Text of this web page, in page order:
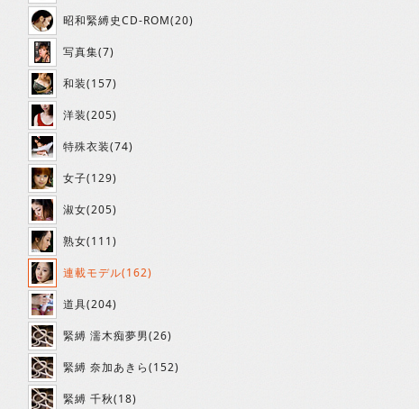
昭和緊縛史CD-ROM(20)
写真集(7)
和装(157)
洋装(205)
特殊衣装(74)
女子(129)
淑女(205)
熟女(111)
連載モデル(162)
道具(204)
緊縛 濡木痴夢男(26)
緊縛 奈加あきら(152)
緊縛 千秋(18)